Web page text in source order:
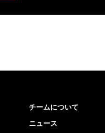
チームについて
ニュース